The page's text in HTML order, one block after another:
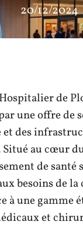
20/12/2024
de
une offre de
des
Situé au cœur
de santé
besoins de
à une gamme
et